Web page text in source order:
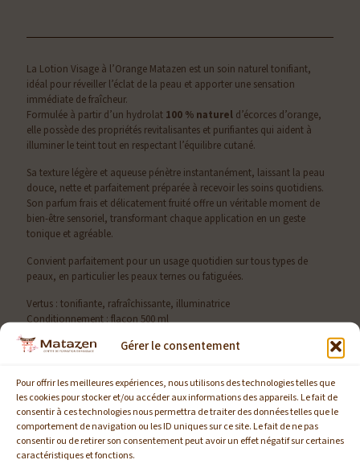
Gérer le consentement
Pour offrir les meilleures expériences, nous utilisons des technologies telles que
les cookies pour stocker et/ou accéder aux informations des appareils. Le fait de
consentir à ces technologies nous permettra de traiter des données telles que le
comportement de navigation ou les ID uniques sur ce site. Le fait de ne pas
consentir ou de retirer son consentement peut avoir un effet négatif sur certaines
caractéristiques et fonctions.
500mL
La Lotion Visage à l’Orange Matazen est un soin naturel tonifiant,
idéal pour réveiller l’éclat de la peau et apporter une sensation
immédiate de fraîcheur.
Formulée à partir d’un hydrolat 100 % naturel d’écorces d’orange,
elle possède des propriétés revitalisantes et purifiantes qui aident à
illuminer le teint tout en respectant l’équilibre cutané.
Sa texture légère et aqueuse pénètre instantanément, laissant la peau
douce, nette et parfaitement préparée à recevoir les soins quotidiens.
Son parfum frais et délicatement fruité offre un véritable moment de
bien-être sensoriel, transformant chaque application en un geste
tonique et agréable.
Convient parfaitement pour un usage quotidien sur tous types de
peaux, en particulier les peaux ternes ou fatiguées.
Vertus : tonifiante, rafraîchissante, illuminatrice
Conditionnement : flacon 500 ml
Composition : hydrolat d’écorces d’orange (100 % naturel)
professionnelle.